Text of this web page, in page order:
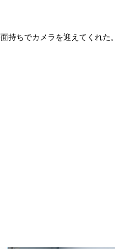
持ちでカメラを迎えてくれた。